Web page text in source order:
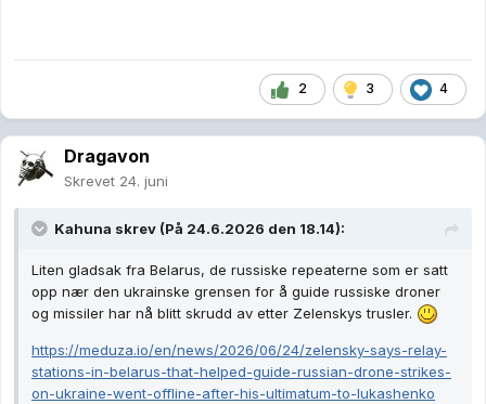
2 3 4
Dragavon
Skrevet 24. juni
Kahuna skrev (På 24.6.2026 den 18.14):
Liten gladsak fra Belarus, de russiske repeaterne som er satt
opp nær den ukrainske grensen for å guide russiske droner
og missiler har nå blitt skrudd av etter Zelenskys trusler.
https://meduza.io/en/news/2026/06/24/zelensky-says-relay-
stations-in-belarus-that-helped-guide-russian-drone-strikes-
on-ukraine-went-offline-after-his-ultimatum-to-lukashenko